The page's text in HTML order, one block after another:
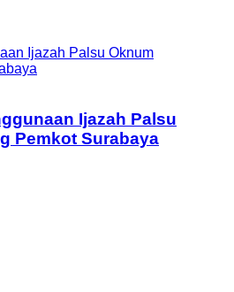
Ijazah Palsu Oknum
Ijazah Palsu
Pemkot Surabaya